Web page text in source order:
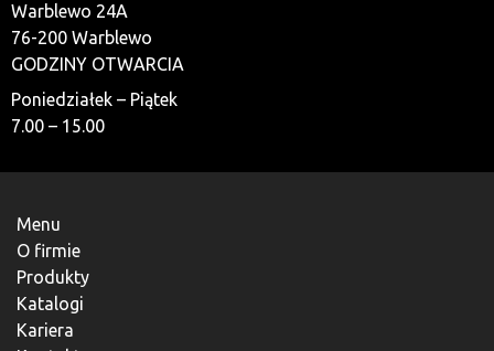
Warblewo 24A
76-200 Warblewo
GODZINY OTWARCIA
Poniedziałek – Piątek
7.00 – 15.00
Menu
O firmie
Produkty
Katalogi
Kariera